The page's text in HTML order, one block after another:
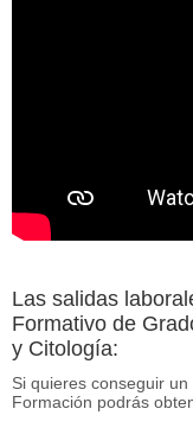
Las salidas
Formativo de
y Citología:
Si quieres conseguir
Formación podrás